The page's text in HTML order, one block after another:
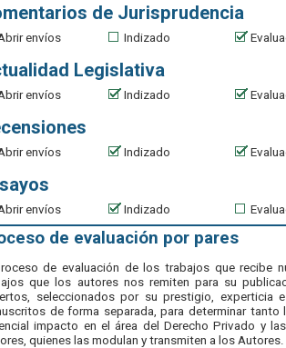
de Jurisprudencia
envíos Indizado
Legislativa
envíos Indizado
envíos Indizado
envíos Indizado
de evaluación por pares
de evaluación de los trabajos que recibe
que los autores nos remiten para su
seleccionados por su prestigio, experticia
de forma separada, para determinar
impacto en el área del Derecho Privado y
quienes las modulan y transmiten a los Autores.